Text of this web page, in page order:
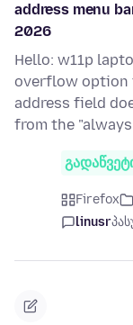
address menu
2026
Hello: w11p
overflow option
address field
from the
Firefox
linusr